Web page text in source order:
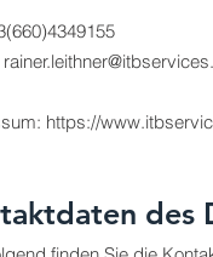
https://
des